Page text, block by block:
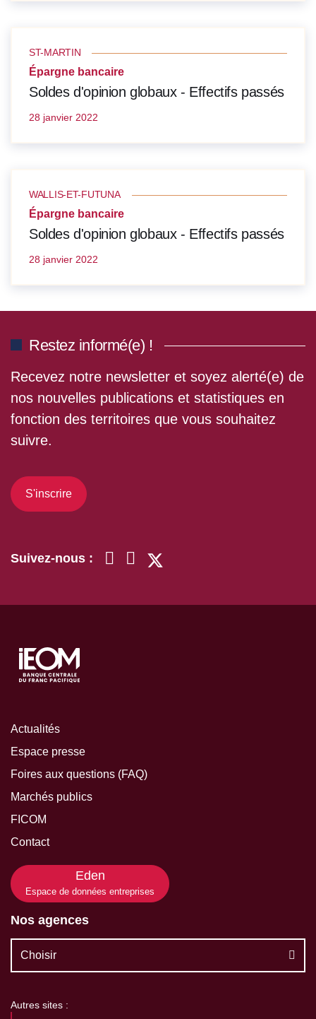
ST-MARTIN
Épargne bancaire
Soldes d'opinion globaux - Effectifs passés
28 janvier 2022
WALLIS-ET-FUTUNA
Épargne bancaire
Soldes d'opinion globaux - Effectifs passés
28 janvier 2022
Restez informé(e) !
Recevez notre newsletter et soyez alerté(e) de
nos nouvelles publications et statistiques en
fonction des territoires que vous souhaitez
suivre.
S'inscrire
Suivez-nous :
Actualités
Espace presse
Foires aux questions (FAQ)
Marchés publics
FICOM
Contact
Eden
Espace de données entreprises
Nos agences
Choisir
Autres sites :